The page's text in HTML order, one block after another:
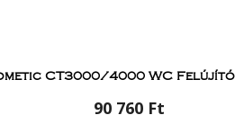
CT3000/4000 WC Felújító
90 760 Ft